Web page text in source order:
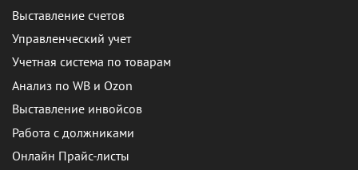
Выставление счетов
Управленческий учет
Учетная система по товарам
Анализ по WB и Ozon
Выставление инвойсов
Работа с должниками
Онлайн Прайс-листы